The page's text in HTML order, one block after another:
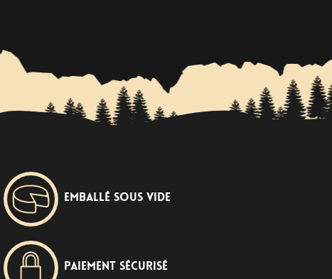
Emballé sous vide
Paiement sécurisé